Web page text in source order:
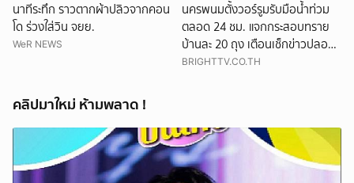
นาทีระทึก ราวตากผ้าปลิวจากคอน
โด ร่วงใส่วิน จยย.
WeR NEWS
นครพนมตั้งวอร์รูมรับมือน้ำท่วม
ตลอด 24 ชม. แจกกระสอบทราย
บ้านละ 20 ถุง เตือนเช็กข่าวปลอม
ก่อนแชร์
BRIGHTTV.CO.TH
คลิปมาใหม่ ห้ามพลาด !